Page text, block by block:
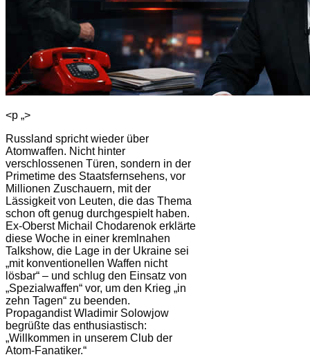
<p „>
Russland spricht wieder über
Atomwaffen. Nicht hinter
verschlossenen Türen, sondern in der
Primetime des Staatsfernsehens, vor
Millionen Zuschauern, mit der
Lässigkeit von Leuten, die das Thema
schon oft genug durchgespielt haben.
Ex-Oberst Michail Chodarenok erklärte
diese Woche in einer kremlnahen
Talkshow, die Lage in der Ukraine sei
„mit konventionellen Waffen nicht
lösbar“ – und schlug den Einsatz von
„Spezialwaffen“ vor, um den Krieg „in
zehn Tagen“ zu beenden.
Propagandist Wladimir Solowjow
begrüßte das enthusiastisch:
„Willkommen in unserem Club der
Atom-Fanatiker.“